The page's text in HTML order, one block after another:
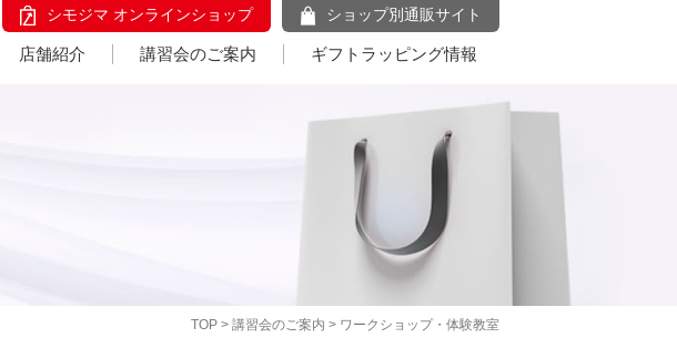
シモジマ オンラインショップ ショップ別通販サイト
店舗紹介 講習会のご案内 ギフトラッピング情報
TOP > 講習会のご案内 > ワークショップ・体験教室